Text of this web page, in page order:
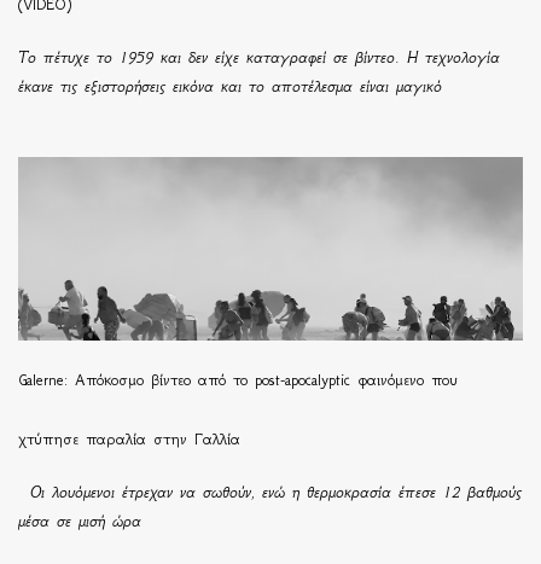
(VIDEO)
Το πέτυχε το 1959 και δεν είχε καταγραφεί σε βίντεο. Η τεχνολογία
έκανε τις εξιστορήσεις εικόνα και το αποτέλεσμα είναι μαγικό
Galerne: Απόκοσμο βίντεο από το post-apocalyptic φαινόμενο που
χτύπησε παραλία στην Γαλλία
Οι λουόμενοι έτρεχαν να σωθούν, ενώ η θερμοκρασία έπεσε 12 βαθμούς
μέσα σε μισή ώρα